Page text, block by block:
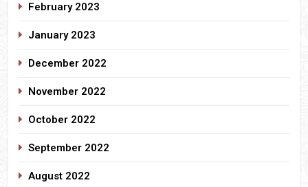
February 2023
January 2023
December 2022
November 2022
October 2022
September 2022
August 2022